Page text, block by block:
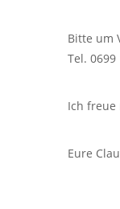
Bitte um
Tel. 0699
Ich freue
Eure